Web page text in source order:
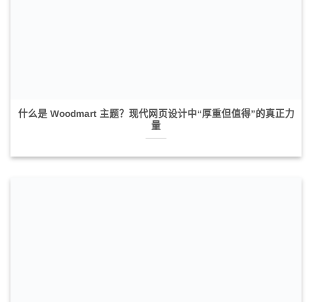
什么是 Woodmart 主题？现代网页设计中“厚重但值得”的真正力
量